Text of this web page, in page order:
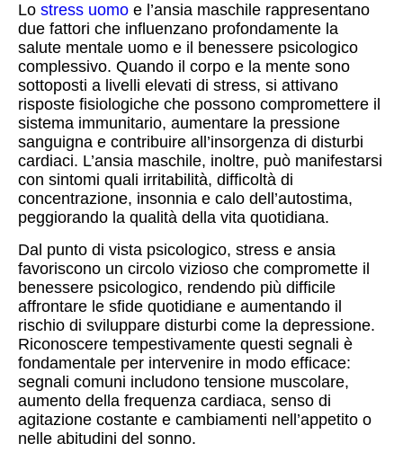
Lo stress uomo e l’ansia maschile rappresentano
due fattori che influenzano profondamente la
salute mentale uomo e il benessere psicologico
complessivo. Quando il corpo e la mente sono
sottoposti a livelli elevati di stress, si attivano
risposte fisiologiche che possono compromettere il
sistema immunitario, aumentare la pressione
sanguigna e contribuire all’insorgenza di disturbi
cardiaci. L’ansia maschile, inoltre, può manifestarsi
con sintomi quali irritabilità, difficoltà di
concentrazione, insonnia e calo dell’autostima,
peggiorando la qualità della vita quotidiana.
Dal punto di vista psicologico, stress e ansia
favoriscono un circolo vizioso che compromette il
benessere psicologico, rendendo più difficile
affrontare le sfide quotidiane e aumentando il
rischio di sviluppare disturbi come la depressione.
Riconoscere tempestivamente questi segnali è
fondamentale per intervenire in modo efficace:
segnali comuni includono tensione muscolare,
aumento della frequenza cardiaca, senso di
agitazione costante e cambiamenti nell’appetito o
nelle abitudini del sonno.